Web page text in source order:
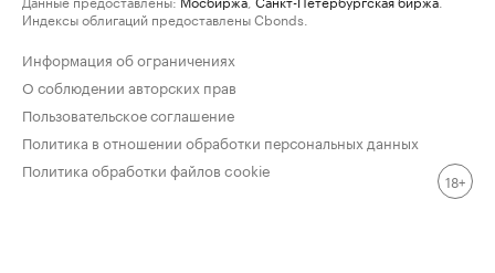
Индексы облигаций предоставлены Cbonds.
Информация об ограничениях
О соблюдении авторских прав
Пользовательское соглашение
Политика в отношении обработки персональных данных
Политика обработки файлов cookie
18+